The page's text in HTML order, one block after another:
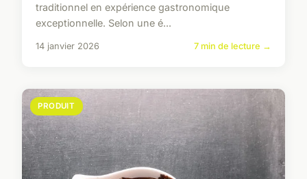
traditionnel en expérience gastronomique
exceptionnelle. Selon une é...
14 janvier 2026 7 min de lecture →
PRODUIT